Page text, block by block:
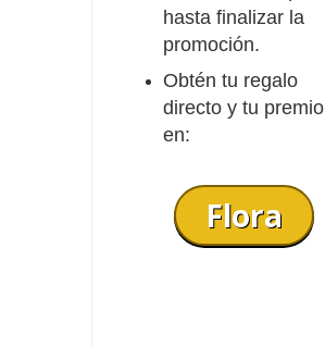
hasta finalizar la
promoción.
Obtén tu regalo
directo y tu premio
en:
Flora